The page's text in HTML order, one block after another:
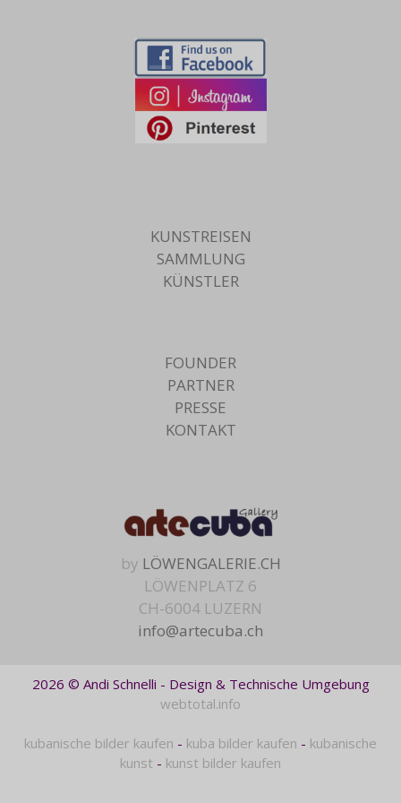
KUNSTREISEN
SAMMLUNG
KÜNSTLER
FOUNDER
PARTNER
PRESSE
KONTAKT
by LÖWENGALERIE.CH
LÖWENPLATZ 6
CH-6004 LUZERN
info@artecuba.ch
2026 © Andi Schnelli - Design & Technische Umgebung
webtotal.info
kubanische bilder kaufen - kuba bilder kaufen - kubanische
kunst - kunst bilder kaufen